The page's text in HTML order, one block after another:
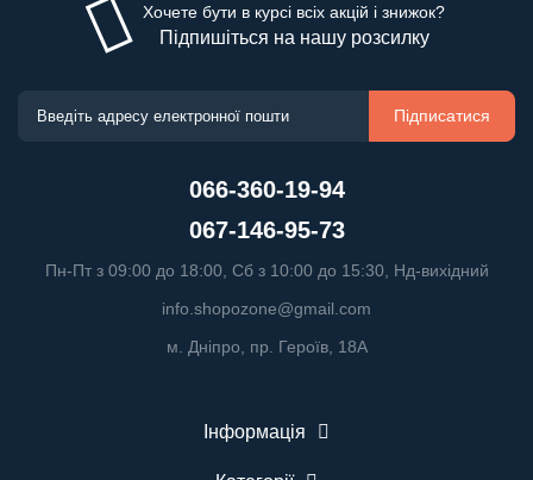
Хочете бути в курсі всіх акцій і знижок?
Підпишіться на нашу розсилку
Підписатися
066-360-19-94
067-146-95-73
Пн-Пт з 09:00 до 18:00, Сб з 10:00 до 15:30, Нд-вихідний
info.shopozone@gmail.com
м. Дніпро, пр. Героїв, 18А
Інформація